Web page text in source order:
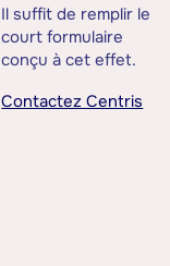
Il suffit de remplir le
court formulaire
conçu à cet effet.
Contactez Centris